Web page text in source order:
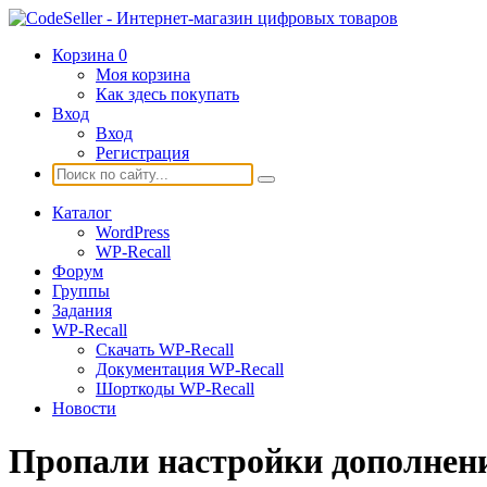
Корзина 0
Моя корзина
Как здесь покупать
Вход
Вход
Регистрация
Каталог
WordPress
WP-Recall
Форум
Группы
Задания
WP-Recall
Скачать WP-Recall
Документация WP-Recall
Шорткоды WP-Recall
Новости
Пропали настройки